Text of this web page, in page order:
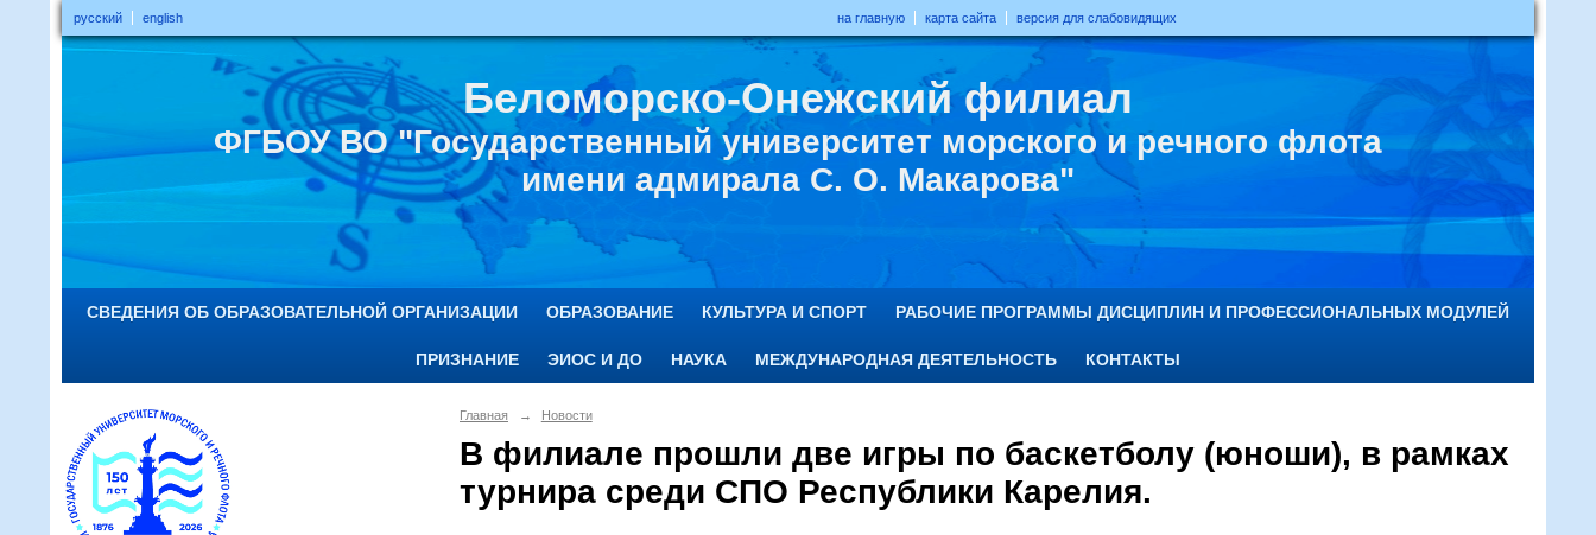
русский english на главную карта сайта версия для слабовидящих
Беломорско-Онежский филиал
ФГБОУ ВО "Государственный университет морского и речного флота
имени адмирала С. О. Макарова"
СВЕДЕНИЯ ОБ ОБРАЗОВАТЕЛЬНОЙ ОРГАНИЗАЦИИ ОБРАЗОВАНИЕ КУЛЬТУРА И СПОРТ РАБОЧИЕ ПРОГРАММЫ ДИСЦИПЛИН И ПРОФЕССИОНАЛЬНЫХ МОДУЛЕЙ
ПРИЗНАНИЕ ЭИОС И ДО НАУКА МЕЖДУНАРОДНАЯ ДЕЯТЕЛЬНОСТЬ КОНТАКТЫ
Главная → Новости
В филиале прошли две игры по баскетболу (юноши), в рамках
турнира среди СПО Республики Карелия.